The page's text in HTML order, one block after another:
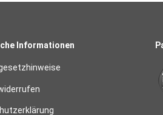
Informationen